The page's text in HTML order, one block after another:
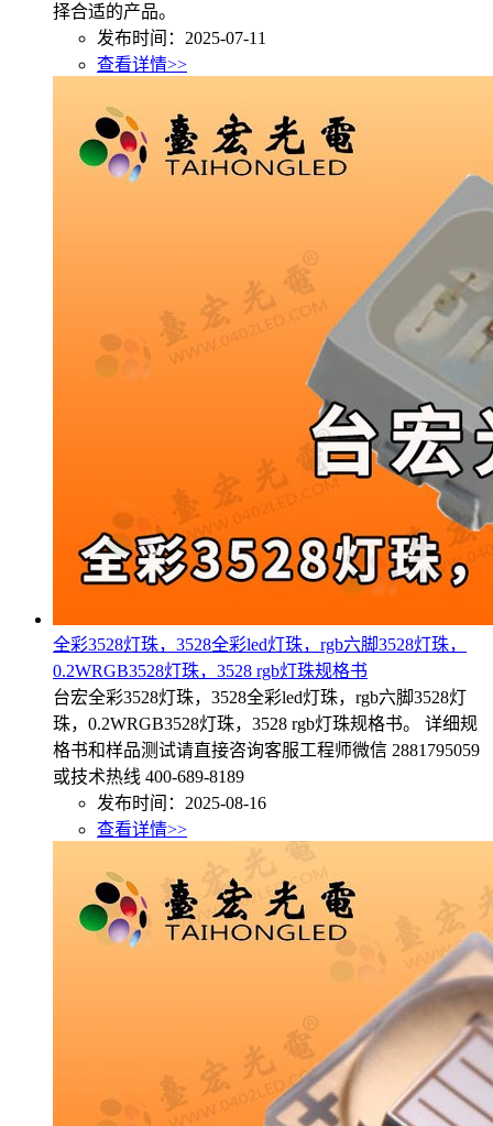
择合适的产品。
发布时间：2025-07-11
查看详情>>
全彩3528灯珠，3528全彩led灯珠，rgb六脚3528灯珠，
0.2WRGB3528灯珠，3528 rgb灯珠规格书
台宏全彩3528灯珠，3528全彩led灯珠，rgb六脚3528灯
珠，0.2WRGB3528灯珠，3528 rgb灯珠规格书。 详细规
格书和样品测试请直接咨询客服工程师微信 2881795059
或技术热线 400-689-8189
发布时间：2025-08-16
查看详情>>